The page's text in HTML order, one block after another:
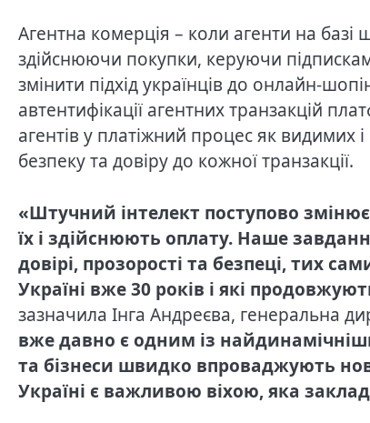
Агентна комерція – коли агенти на базі
здійснюючи покупки, керуючи
змінити підхід українців до онлайн-
автентифікації агентних транзакцій
агентів у платіжний процес як видимих
безпеку та довіру до кожної транзакції.
«Штучний інтелект поступово
їх і здійснюють оплату. Наше
довірі, прозорості та безпеці, тих
Україні вже 30 років і які
зазначила Інга Андреєва, генеральна
вже давно є одним із
та бізнеси швидко впроваджують
Україні є важливою віхою, яка